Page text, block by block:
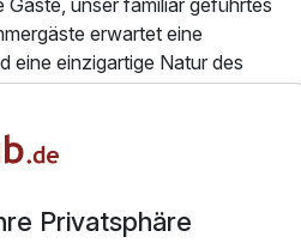
erwartet eine
eine einzigartige Natur des
Wanderrouten und Biker
an und los geht’s! Keine
Privatsphäre